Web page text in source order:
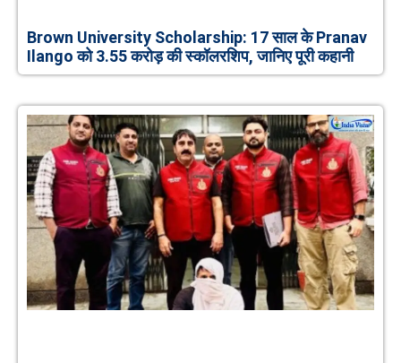
Brown University Scholarship: 17 साल के Pranav
Ilango को 3.55 करोड़ की स्कॉलरशिप, जानिए पूरी कहानी